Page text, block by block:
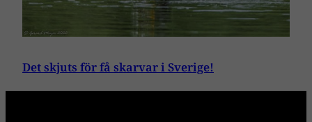
Det skjuts för få skarvar i Sverige!